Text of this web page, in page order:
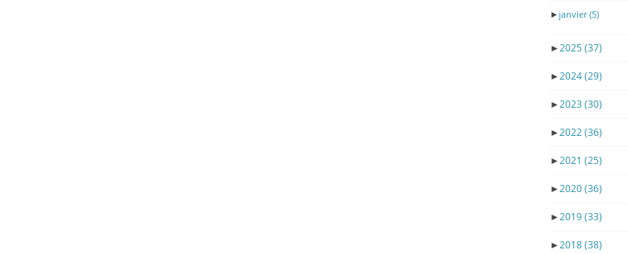
► janvier(5)
►2025(37)
►2024(29)
►2023 (30)
►2022(36)
►2021 (25)
►2020(36)
►2019(33)
►2018(38)